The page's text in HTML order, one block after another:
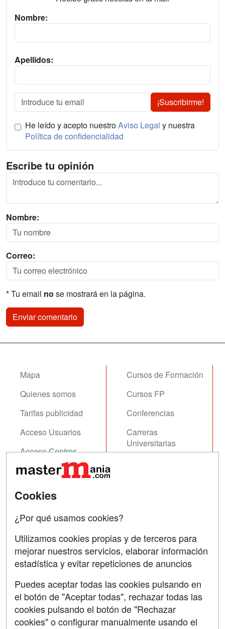
Nombre:
Apellidos:
¡Suscribirme!
He leído y acepto nuestroAviso Legal y nuestra
Política de confidencialidad
Escribe tu opinión
Nombre:
Correo:
* Tu email no se mostrará en la página.
Mapa
Quienes somos
Tarifas publicidad
Acceso Usuarios
Acceso Centros
Cursos de Formación
Cursos FP
Conferencias
Carreras
Universitarias
Contactar
Copyleft
Grupo formazion:
Cookies
¿Por qué usamos cookies?
Utilizamos cookies propias y de terceros para
mejorar nuestros servicios, elaborar información
estadística y evitar repeticiones de anuncios
Puedes aceptar todas las cookies pulsando en
el botón de "Aceptar todas", rechazar todas las
cookies pulsando el botón de "Rechazar
cookies" o configurar manualmente usando el